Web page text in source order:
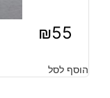
₪55
הוסף לסל